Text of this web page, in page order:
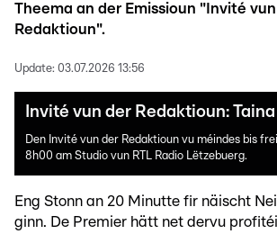
Theema an der Emissioun "Invité
Redaktioun".
Update: 03.07.2026 13:56
Invité vun der Redaktioun:
Den Invité vun der Redaktioun vu méindes bis
8h00 am Studio vun RTL Radio Lëtzebuerg.
Eng Stonn an 20 Minutte fir näischt
ginn. De Premier hätt net dervu